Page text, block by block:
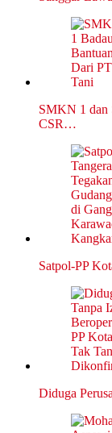
SMKN 1 dan
CSR…
Satpol-PP
Diduga